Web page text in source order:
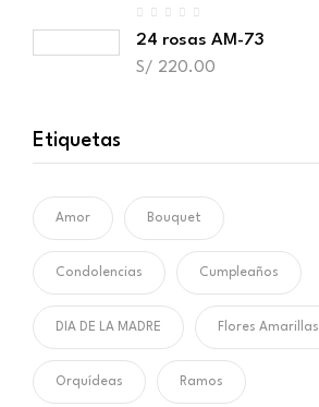
24 rosas AM-73
S/ 220.00
Etiquetas
Amor Bouquet
Condolencias Cumpleaños
DIA DE LA MADRE Flores Amarillas
Orquídeas Ramos